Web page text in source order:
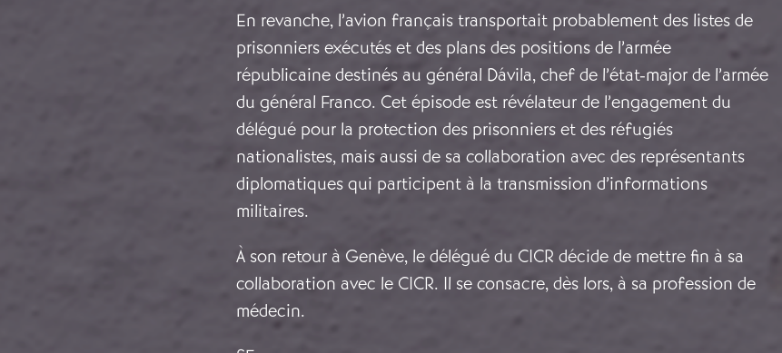
En revanche, l’avion français transportait probablement des listes de
prisonniers exécutés et des plans des positions de l’armée
républicaine destinés au général Dávila, chef de l’état-major de l’armée
du général Franco. Cet épisode est révélateur de l’engagement du
délégué pour la protection des prisonniers et des réfugiés
nationalistes, mais aussi de sa collaboration avec des représentants
diplomatiques qui participent à la transmission d’informations
militaires.
À son retour à Genève, le délégué du CICR décide de mettre fin à sa
collaboration avec le CICR. Il se consacre, dès lors, à sa profession de
médecin.